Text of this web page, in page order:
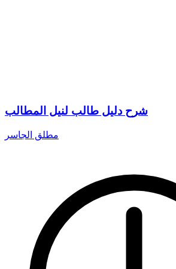
شرح دليل طالب لنيل المطالب
مطلق الجاسر